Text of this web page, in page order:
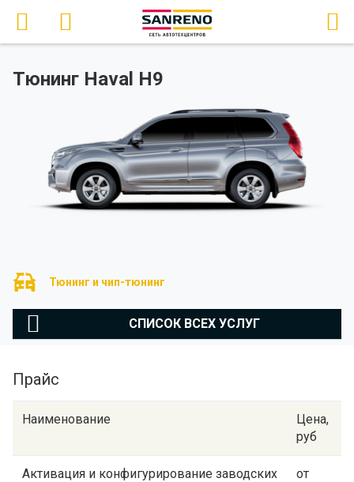
Тюнинг Haval H9
Тюнинг и чип-тюнинг
СПИСОК ВСЕХ УСЛУГ
Прайс
Наименование
Цена,
руб
Активация и конфигурирование заводских
от